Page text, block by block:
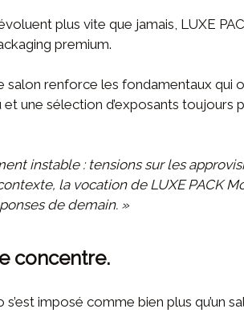
plus vite que jamais, LUXE
premium.
renforce les fondamentaux qui
une sélection d’exposants toujours
instable : tensions sur les
la vocation de LUXE PACK
de demain. »
concentre.
imposé comme bien plus qu’un